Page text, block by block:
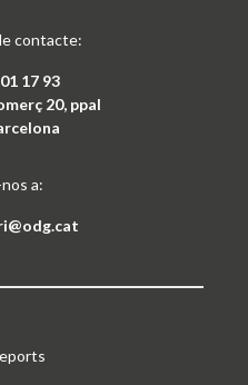
contacte:
17 93
20, ppal
a: